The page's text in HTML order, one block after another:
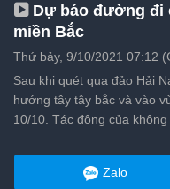
Dự báo đường đi
miền Bắc
Thứ bảy, 9/10/2021 07:12
Sau khi quét qua đảo Hải
hướng tây tây bắc và vào
10/10. Tác động của
Zalo